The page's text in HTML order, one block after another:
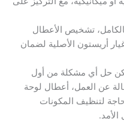
تشخيص الأعطال
أريستون الأصلية لضمان
حل أي مشكلة من أول
عن العمل، أعطال لوحة
لتنظيف المكونات